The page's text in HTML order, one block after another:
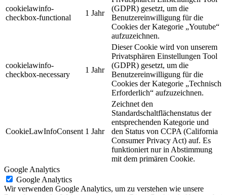
cookielawinfo-
checkbox-functional
1 Jahr
(GDPR) gesetzt, um die
Benutzereinwilligung für die
Cookies der Kategorie „Youtube“
aufzuzeichnen.
cookielawinfo-
checkbox-necessary
1 Jahr
Dieser Cookie wird von unserem
Privatsphären Einstellungen Tool
(GDPR) gesetzt, um die
Benutzereinwilligung für die
Cookies der Kategorie „Technisch
Erforderlich“ aufzuzeichnen.
CookieLawInfoConsent 1 Jahr
Zeichnet den
Standardschaltflächenstatus der
entsprechenden Kategorie und
den Status von CCPA (California
Consumer Privacy Act) auf. Es
funktioniert nur in Abstimmung
mit dem primären Cookie.
Google Analytics
Google Analytics
Wir verwenden Google Analytics, um zu verstehen wie unsere